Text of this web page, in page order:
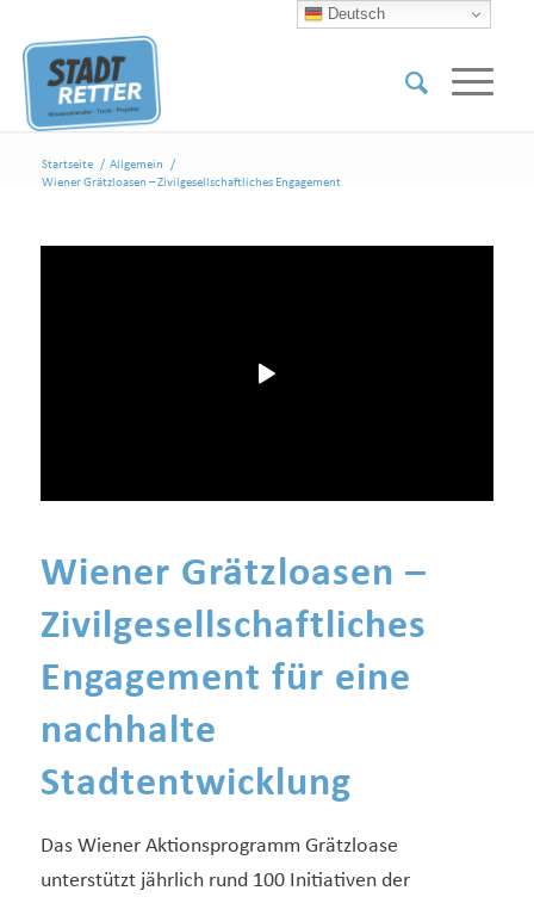
Startseite / Allgemein
/
Wiener Grätzloasen – Zivilgesellschaftliches Engagement
Wiener Grätzloasen –
Zivilgesellschaftliches
Engagement für eine
nachhalte
Stadtentwicklung
Das Wiener Aktionsprogramm Grätzloase
unterstützt jährlich rund 100 Initiativen der
Deutsch